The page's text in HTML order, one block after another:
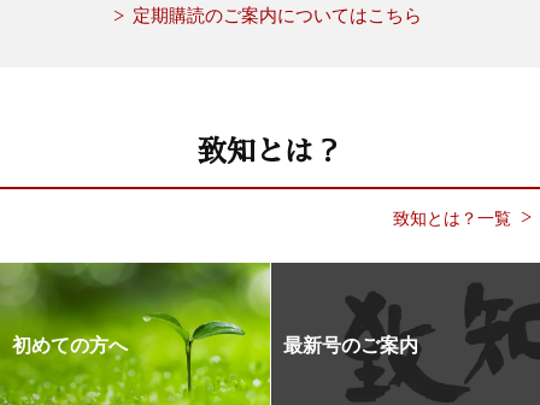
定期購読のご案内についてはこちら
致知とは？
致知とは？一覧
初めての方へ 最新号のご案内